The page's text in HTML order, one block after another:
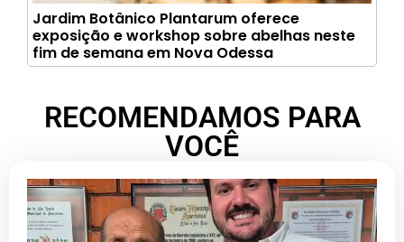
Jardim Botânico Plantarum oferece
exposição e workshop sobre abelhas neste
fim de semana em Nova Odessa
RECOMENDAMOS PARA
VOCÊ